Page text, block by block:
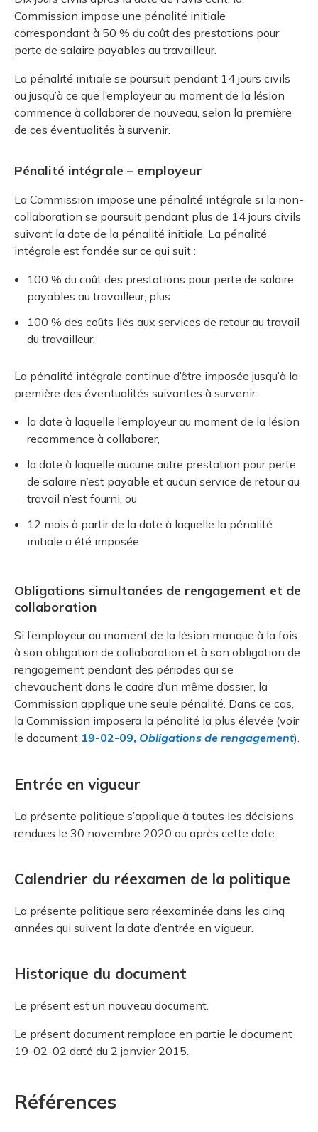
Commission impose une pénalité initiale
correspondant à 50 % du coût des prestations pour
perte de salaire payables au travailleur.
La pénalité initiale se poursuit pendant 14 jours civils
ou jusqu’à ce que l’employeur au moment de la lésion
commence à collaborer de nouveau, selon la première
de ces éventualités à survenir.
Pénalité intégrale – employeur
La Commission impose une pénalité intégrale si la non-
collaboration se poursuit pendant plus de 14 jours civils
suivant la date de la pénalité initiale. La pénalité
intégrale est fondée sur ce qui suit :
100 % du coût des prestations pour perte de salaire
payables au travailleur, plus
100 % des coûts liés aux services de retour au travail
du travailleur.
La pénalité intégrale continue d’être imposée jusqu’à la
première des éventualités suivantes à survenir :
la date à laquelle l’employeur au moment de la lésion
recommence à collaborer,
la date à laquelle aucune autre prestation pour perte
de salaire n’est payable et aucun service de retour au
travail n’est fourni, ou
12 mois à partir de la date à laquelle la pénalité
initiale a été imposée.
Obligations simultanées de rengagement et de
collaboration
Si l’employeur au moment de la lésion manque à la fois
à son obligation de collaboration et à son obligation de
rengagement pendant des périodes qui se
chevauchent dans le cadre d’un même dossier, la
Commission applique une seule pénalité. Dans ce cas,
la Commission imposera la pénalité la plus élevée (voir
le document 19-02-09, Obligations de rengagement).
Entrée en vigueur
La présente politique s’applique à toutes les décisions
rendues le 30 novembre 2020 ou après cette date.
Calendrier du réexamen de la politique
La présente politique sera réexaminée dans les cinq
années qui suivent la date d’entrée en vigueur.
Historique du document
Le présent est un nouveau document.
Le présent document remplace en partie le document
19-02-02 daté du 2 janvier 2015.
Références